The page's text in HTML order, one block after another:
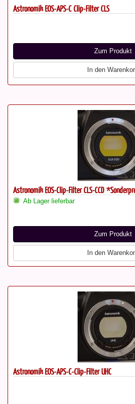
Astronomik EOS-APS-C Clip-Filter CLS
Zum Produkt
In den
Astronomik EOS-Clip-Filter CLS-CCD
Ab Lager lieferbar
Zum Produkt
In den
Astronomik EOS-APS-C-Clip-Filter UHC